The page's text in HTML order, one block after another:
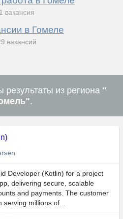
вакансия
в Гомеле
вакансий
из региона "
.
Developer (Kotlin) for a project
delivering secure, scalable
and payments. The customer
serving millions of...